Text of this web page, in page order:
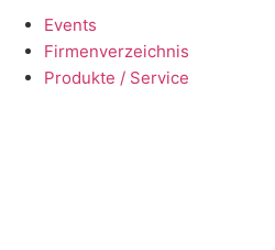
Events
Firmenverzeichnis
Produkte / Service